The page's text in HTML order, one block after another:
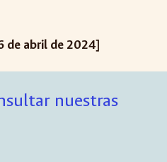
de abril de 2024]
nuestras